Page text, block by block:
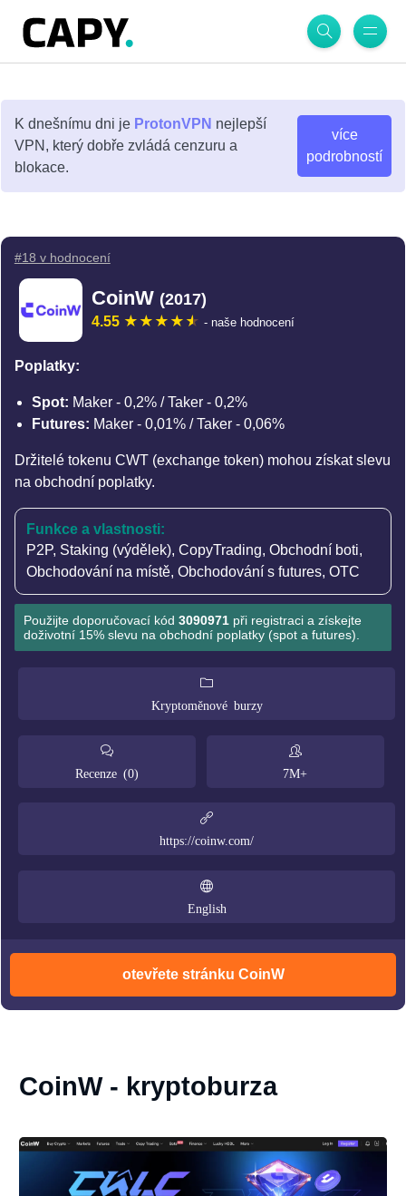
K dnešnímu dni je ProtonVPN nejlepší
VPN, který dobře zvládá cenzuru a
blokace.
více
podrobností
#18 v hodnocení
CoinW (2017)
4.55 - naše hodnocení
Poplatky:
Spot: Maker - 0,2% / Taker - 0,2%
Futures: Maker - 0,01% / Taker - 0,06%
Držitelé tokenu CWT (exchange token) mohou získat slevu
na obchodní poplatky.
Funkce a vlastnosti:
P2P, Staking (výdělek), CopyTrading, Obchodní boti,
Obchodování na místě, Obchodování s futures, OTC
Použijte doporučovací kód 3090971při registraci a získejte
doživotní 15% slevu na obchodní poplatky (spot a futures).
Kryptoměnové burzy
Recenze (0) 7M+
https://coinw.com/
English
otevřete stránku CoinW
CoinW - kryptoburza